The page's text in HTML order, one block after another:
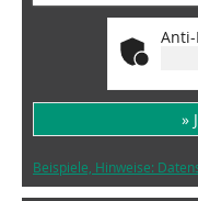
»
Beispiele, Hinweise: